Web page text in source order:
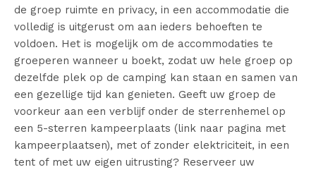
de groep ruimte en privacy, in een accommodatie die
volledig is uitgerust om aan ieders behoeften te
voldoen. Het is mogelijk om de accommodaties te
groeperen wanneer u boekt, zodat uw hele groep op
dezelfde plek op de camping kan staan en samen van
een gezellige tijd kan genieten. Geeft uw groep de
voorkeur aan een verblijf onder de sterrenhemel op
een 5-sterren kampeerplaats (link naar pagina met
kampeerplaatsen), met of zonder elektriciteit, in een
tent of met uw eigen uitrusting? Reserveer uw